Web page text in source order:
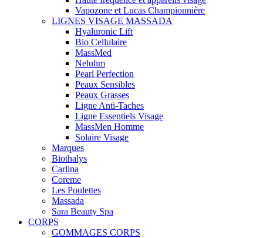
Vapozone et Lucas Championnière
LIGNES VISAGE MASSADA
Hyaluronic Lift
Bio Cellulaire
MassMed
Neluhm
Pearl Perfection
Peaux Sensibles
Peaux Grasses
Ligne Anti-Taches
Ligne Essentiels Visage
MassMen Homme
Solaire Visage
Marques
Biothalys
Carlina
Coreme
Les Poulettes
Massada
Sara Beauty Spa
CORPS
GOMMAGES CORPS